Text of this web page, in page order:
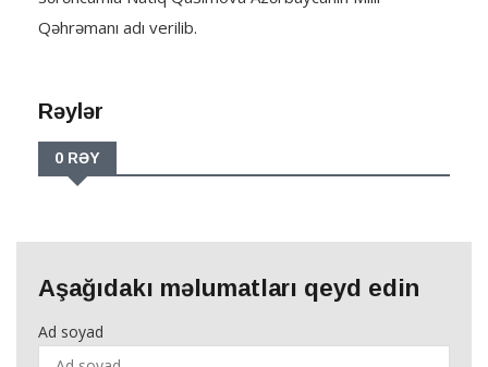
Qəhrəmanı adı verilib.
Rəylər
0 RƏY
Aşağıdakı məlumatları qeyd edin
Ad soyad